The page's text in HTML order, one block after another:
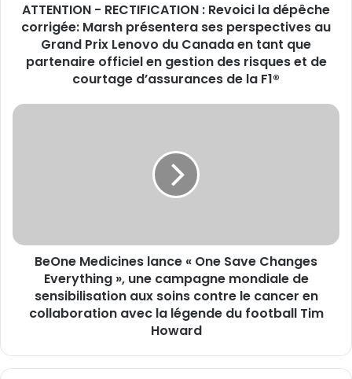
présentera
ses
perspectives
Lenovo
en
gestion
d’assurances
de
ATTENTION - RECTIFICATION : Revoici la dépêche
corrigée: Marsh présentera ses perspectives au
Grand Prix Lenovo du Canada en tant que
partenaire officiel en gestion des risques et de
courtage d’assurances de la F1®
BeOne
»,
campagne
mondiale
soins
BeOne Medicines lance « One Save Changes
Everything », une campagne mondiale de
sensibilisation aux soins contre le cancer en
collaboration avec la légende du football Tim
Howard